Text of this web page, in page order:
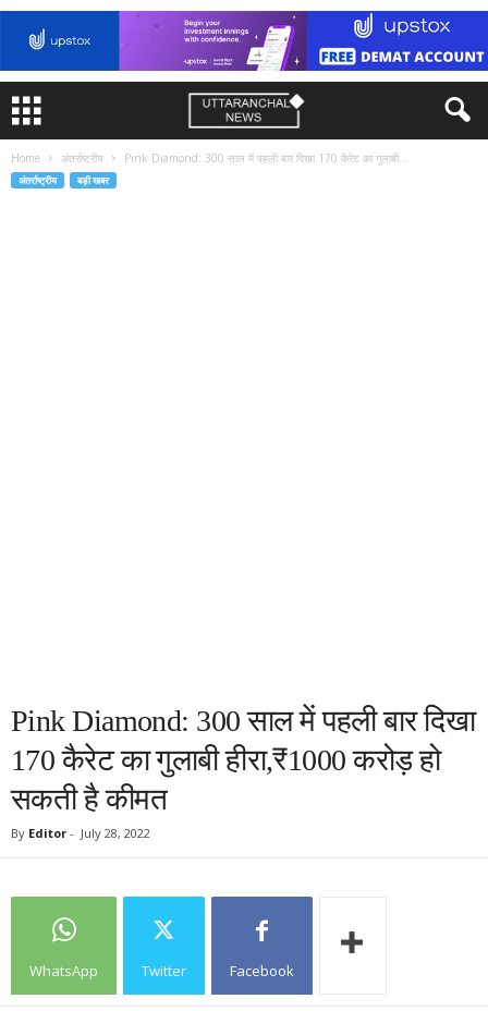
Home अंतर्राष्ट्रीय Pink Diamond: 300 साल में पहली बार दिखा 170 कैरेट का गुलाबी...
अंतर्राष्ट्रीय बड़ी खबर
Pink Diamond: 300 साल में पहली बार दिखा
170 कैरेट का गुलाबी हीरा,₹1000 करोड़ हो
सकती है कीमत
By Editor - July 28, 2022
WhatsApp Twitter Facebook